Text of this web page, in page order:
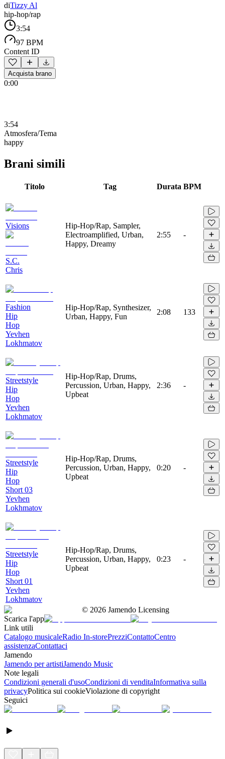
diTizzy Al
hip-hop/rap
3:54
97 BPM
Content ID
Acquista brano
0:00
3:54
Atmosfera/Tema
happy
Brani simili
Titolo Tag Durata BPM
Visions
S.C.
Chris
Hip-Hop/Rap, Sampler,
Electroamplified, Urban,
Happy, Dreamy
2:55 -
Fashion
Hip
Hop
Yevhen
Lokhmatov
Hip-Hop/Rap, Synthesizer,
Urban, Happy, Fun
2:08 133
Streetstyle
Hip
Hop
Yevhen
Lokhmatov
Hip-Hop/Rap, Drums,
Percussion, Urban, Happy,
Upbeat
2:36 -
Streetstyle
Hip
Hop
Short 03
Yevhen
Lokhmatov
Hip-Hop/Rap, Drums,
Percussion, Urban, Happy,
Upbeat
0:20 -
Streetstyle
Hip
Hop
Short 01
Yevhen
Lokhmatov
Hip-Hop/Rap, Drums,
Percussion, Urban, Happy,
Upbeat
0:23 -
© 2026 Jamendo Licensing
Scarica l'app
Link utili
Catalogo musicaleRadio In-storePrezziContattoCentro
assistenzaContattaci
Jamendo
Jamendo per artistiJamendo Music
Note legali
Condizioni generali d'usoCondizioni di venditaInformativa sulla
privacyPolitica sui cookieViolazione di copyright
Seguici